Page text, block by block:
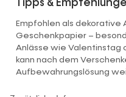
Tipps &
Empfohlen als dekorative
Geschenkpapier –
Anlässe wie Valentinstag
kann nach dem
Aufbewahrungslösung